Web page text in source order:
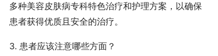
多种美容皮肤病专科特色治疗和护理方案，以确保
患者获得优质且安全的治疗。
3. 患者应该注意哪些方面？